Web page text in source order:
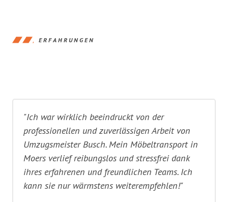
ERFAHRUNGEN
"Ich war wirklich beeindruckt von der
professionellen und zuverlässigen Arbeit von
Umzugsmeister Busch. Mein Möbeltransport in
Moers verlief reibungslos und stressfrei dank
ihres erfahrenen und freundlichen Teams. Ich
kann sie nur wärmstens weiterempfehlen!"